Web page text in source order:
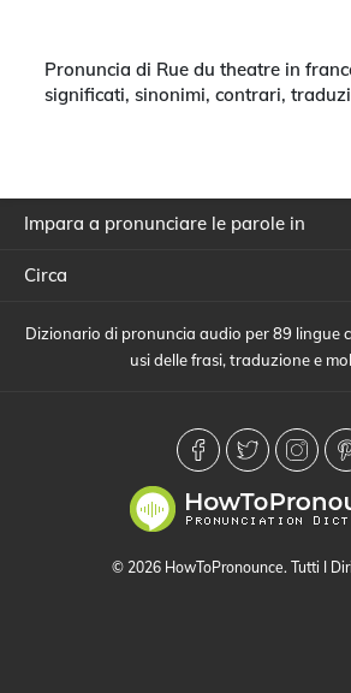
Pronuncia di Rue du theatre in
significati, sinonimi, contrari,
Impara a pronunciare le parole in
Circa
Dizionario di pronuncia audio per 89 lingue
usi delle frasi, traduzione e
© 2026 HowToPronounce. Tutti I